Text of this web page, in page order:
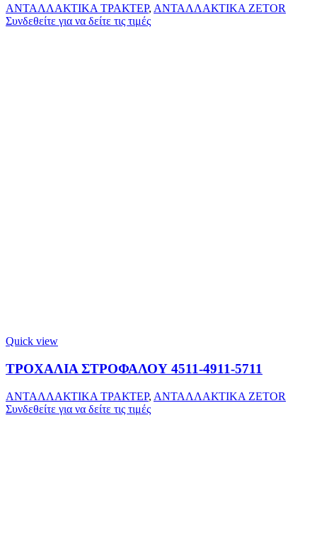
ΑΝΤΑΛΛΑΚΤΙΚΑ ΤΡΑΚΤΕΡ, ΑΝΤΑΛΛΑΚΤΙΚΑ ZETOR
Συνδεθείτε για να δείτε τις τιμές
Quick view
ΤΡΟΧΑΛΙΑ ΣΤΡΟΦΑΛΟΥ 4511-4911-5711
ΑΝΤΑΛΛΑΚΤΙΚΑ ΤΡΑΚΤΕΡ, ΑΝΤΑΛΛΑΚΤΙΚΑ ZETOR
Συνδεθείτε για να δείτε τις τιμές